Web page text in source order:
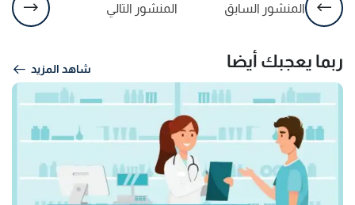
المنشور السابق المنشور التالي
ربما يعجبك أيضا شاهد المزيد